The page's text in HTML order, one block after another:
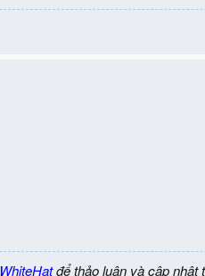
để thảo luận và cập nhật